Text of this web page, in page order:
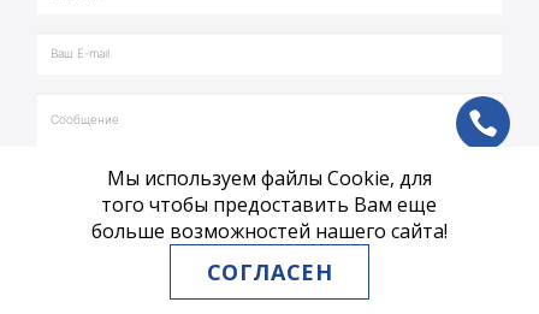
ОТПРАВИТЬ
ph
Мы используем файлы Cookie, для
того чтобы предоставить Вам еще
больше возможностей нашего сайта!
СОГЛАСЕН